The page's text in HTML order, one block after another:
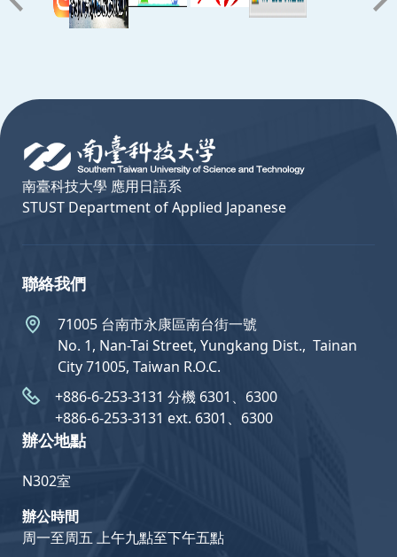
南臺科技大學 應用日語系
STUST Department of Applied Japanese
聯絡我們
71005 台南市永康區南台街一號
No. 1, Nan-Tai Street, Yungkang Dist.,  Tainan
City 71005, Taiwan R.O.C.
+886-6-253-3131 分機 6301、6300
+886-6-253-3131 ext. 6301、6300
辦公地點
N302室
辦公時間
周一至周五 上午九點至下午五點